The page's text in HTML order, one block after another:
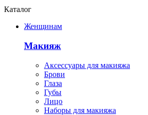
Каталог
Женщинам
Макияж
Аксессуары для макияжа
Брови
Глаза
Губы
Лицо
Наборы для макияжа